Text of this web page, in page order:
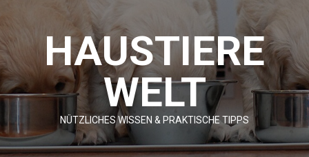
content HAUSTIERE
WELT
NÜTZLICHES WISSEN & PRAKTISCHE TIPPS